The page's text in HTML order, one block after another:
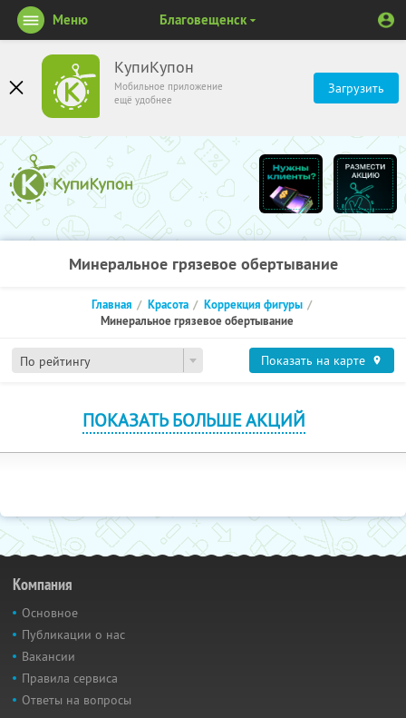
КупиКупон
Мобильное приложение
ещё удобнее
Загрузить
Меню Благовещенск
Минеральное грязевое обертывание
По рейтингу
Главная Красота
Коррекция фигуры
Минеральное грязевое обертывание
Показать на карте
ПОКАЗАТЬ БОЛЬШЕ АКЦИЙ
Компания
Основное
Публикации о нас
Вакансии
Правила сервиса
Ответы на вопросы